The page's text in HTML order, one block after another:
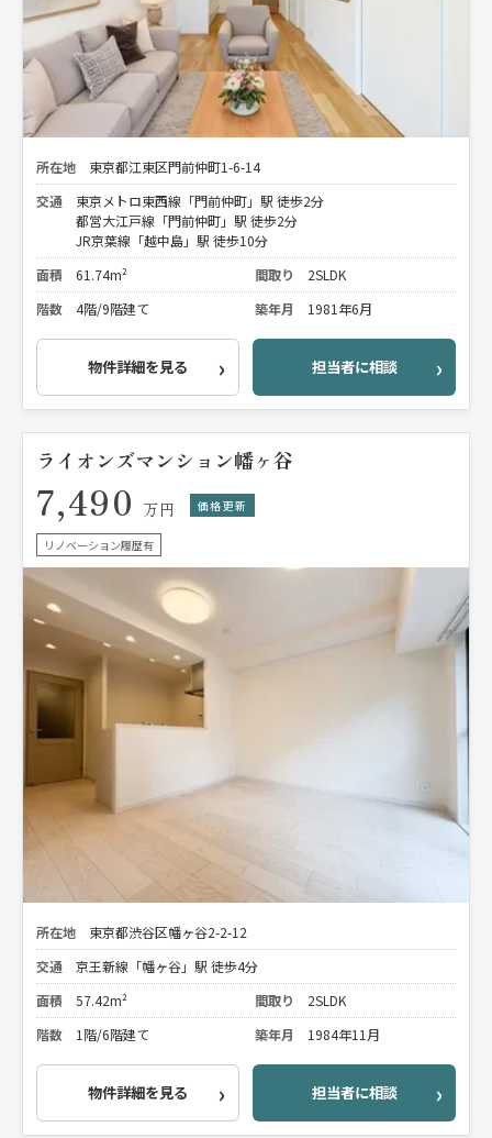
所在地
東京都江東区門前仲町1-6-14
交通
東京メトロ東西線「門前仲町」駅 徒歩2分
都営大江戸線「門前仲町」駅 徒歩2分
JR京葉線「越中島」駅 徒歩10分
面積
61.74m² 間取り
2SLDK
階数
4階/9階建て 築年月 1981年6月
物件詳細を見る 担当者に相談
ライオンズマンション幡ヶ谷
7,490 万円 価格更新
リノベーション履歴有
所在地
東京都渋谷区幡ヶ谷2-2-12
交通
京王新線「幡ヶ谷」駅 徒歩4分
面積
57.42m² 間取り
2SLDK
階数
1階/6階建て 築年月 1984年11月
物件詳細を見る 担当者に相談